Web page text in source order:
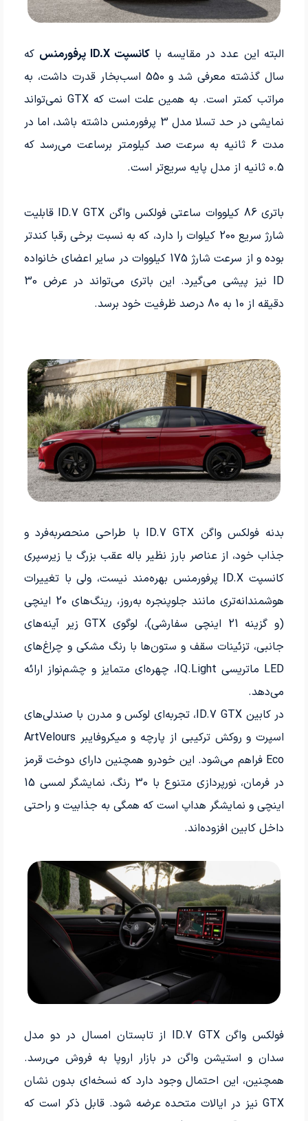
البته این عدد در مقایسه باکانسپت ID.X پرفورمنس
که
سال گذشته معرفی شد و 550 اسب­‌بخار قدرت داشت، به
مراتب کمتر است. به همین علت است که GTX نمی­‌تواند
نمایشی در حد تسلا مدل 3 پرفورمنس داشته باشد، اما در
مدت 6 ثانیه به سرعت صد کیلومتر برساعت می‌­رسد که
0.5 ثانیه از مدل پایه سریع‌تر است.
باتری 86 کیلووات ساعتی فولکس واگن ID.7 GTX قابلیت
شارژ سریع 200 کیلوات را دارد، که به نسبت برخی رقبا کندتر
بوده و از سرعت شارژ 175 کیلووات در سایر اعضای خانواده
ID نیز پیشی می‌گیرد. این باتری می‌تواند در عرض 30
دقیقه از 10 به 80 درصد ظرفیت خود برسد.
بدنه فولکس واگن ID.7 GTX با طراحی منحصربه‌فرد و
جذاب خود، از عناصر بارز نظیر باله عقب بزرگ یا زیرسپری
کانسپت ID.X پرفورمنس بهره‌مند نیست، ولی با تغییرات
هوشمندانه‌تری مانند جلوپنجره به‌روز، رینگ‌های 20 اینچی
(و گزینه 21 اینچی سفارشی)، لوگوی GTX زیر آینه‌های
جانبی، تزئینات سقف و ستون‌ها با رنگ مشکی و چراغ‌های
LED ماتریسی IQ.Light، چهره‌ای متمایز و چشم‌نواز ارائه
می‌دهد.
در کابین ID.7 GTX، تجربه‌ای لوکس و مدرن با صندلی‌های
اسپرت و روکش ترکیبی از پارچه و میکروفایبر ArtVelours
Eco فراهم می‌شود. این خودرو همچنین دارای دوخت قرمز
در فرمان، نورپردازی متنوع با 30 رنگ، نمایشگر لمسی 15
اینچی و نمایشگر هداپ است که همگی به جذابیت و راحتی
داخل کابین افزوده‌اند.
فولکس واگن ID.7 GTX از تابستان امسال در دو مدل
سدان و استیشن واگن در بازار اروپا به فروش می‌رسد.
همچنین، این احتمال وجود دارد که نسخه‌ای بدون نشان
GTX نیز در ایالات متحده عرضه شود. قابل ذکر است که